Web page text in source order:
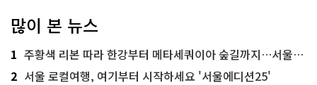
많이 본 뉴스
1 주황색 리본 따라 한강부터 메타세쿼이아 숲길까지…서울둘레길 15코스
2 서울 로컬여행, 여기부터 시작하세요 '서울에디션25'